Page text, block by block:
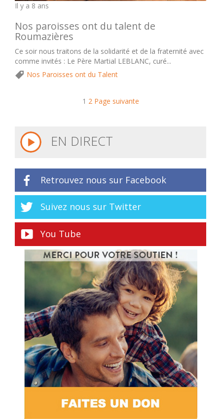
Il y a 8 ans
Nos paroisses ont du talent de
Roumazières
Ce soir nous traitons de la solidarité et de la fraternité avec
comme invités : Le Père Martial LEBLANC, curé...
Nos Paroisses ont du Talent
1 2 Page suivante
EN DIRECT
Retrouvez nous sur Facebook
Suivez nous sur Twitter
You Tube